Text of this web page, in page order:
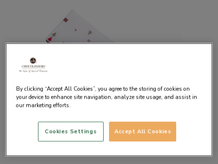
By clicking “Accept All Cookies”, you agree to the storing of cookies on
your device to enhance site navigation, analyze site usage, and assist in
our marketing efforts.
Accept All Cookies
Cookies Settings